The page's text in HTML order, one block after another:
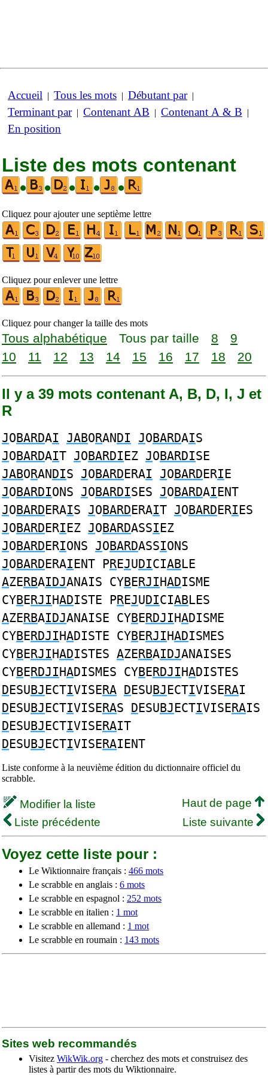
Accueil | Tous les mots | Débutant par|
Terminant par| Contenant AB | Contenant A & B |
En position
Liste des mots contenant
•
• • • •
Cliquez pour ajouter une septième lettre
Cliquez pour enlever une lettre
Cliquez pour changer la taille des mots
Tous alphabétique Tous par taille 8
9
10
11 12 13 14 15 16 17 18 20
Il y a 39 mots contenant A, B, D, I, J et
R
JOBARDAI JABORANDI JOBARDAIS
JOBARDAIT JOBARDIEZ JOBARDISE
JABORANDIS JOBARDERAI JOBARDERIE
JOBARDIONS JOBARDISES JOBARDAIENT
JOBARDERAIS JOBARDERAIT JOBARDERIES
JOBARDERIEZ JOBARDASSIEZ
JOBARDERIONS JOBARDASSIONS
JOBARDERAIENT PREJUDICIABLE
AZERBAIDJANAIS CYBERJIHADISME
CYBERJIHADISTE PREJUDICIABLES
AZERBAIDJANAISE CYBERDJIHADISME
CYBERDJIHADISTE CYBERJIHADISMES
CYBERJIHADISTES AZERBAIDJANAISES
CYBERDJIHADISMES CYBERDJIHADISTES
DESUBJECTIVISERA DESUBJECTIVISERAI
DESUBJECTIVISERAS DESUBJECTIVISERAIS
DESUBJECTIVISERAIT
DESUBJECTIVISERAIENT
Liste conforme à la neuvième édition du dictionnaire officiel du
scrabble.
Modifier la liste
Haut de page
Liste précédente
Liste suivante
Voyez cette liste pour :
Le Wiktionnaire français : 466 mots
Le scrabble en anglais : 6 mots
Le scrabble en espagnol : 252 mots
Le scrabble en italien : 1 mot
Le scrabble en allemand : 1 mot
Le scrabble en roumain : 143 mots
Sites web recommandés
Visitez WikWik.org - cherchez des mots et construisez des
listes à partir des mots du Wiktionnaire.